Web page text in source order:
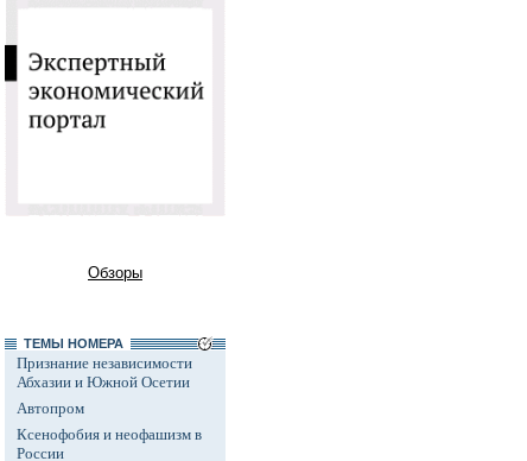
Обзоры
ТЕМЫ НОМЕРА
Признание независимости
Абхазии и Южной Осетии
Автопром
Ксенофобия и неофашизм в
России